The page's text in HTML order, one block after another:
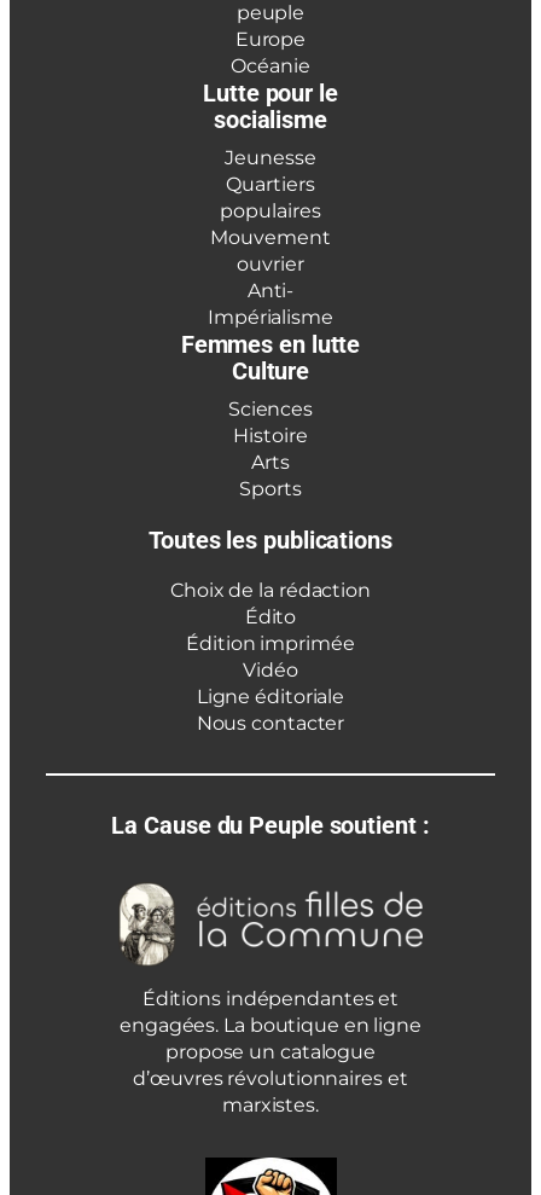
peuple
Europe
Océanie
Lutte pour le
socialisme
Jeunesse
Quartiers
populaires
Mouvement
ouvrier
Anti-
Impérialisme
Femmes en lutte
Culture
Sciences
Histoire
Arts
Sports
Toutes les publications
Choix de la rédaction
Édito
Édition imprimée
Vidéo
Ligne éditoriale
Nous contacter
La Cause du Peuple soutient :
Éditions indépendantes et
engagées. La boutique en ligne
propose un catalogue
d’œuvres révolutionnaires et
marxistes.